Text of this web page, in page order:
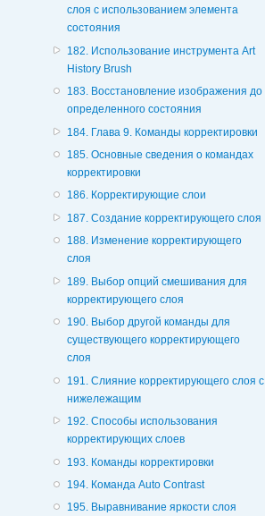
слоя с использованием элемента
состояния
182. Использование инструмента Art
History Brush
183. Восстановление изображения до
определенного состояния
184. Глава 9. Команды корректировки
185. Основные сведения о командах
корректировки
186. Корректирующие слои
187. Создание корректирующего слоя
188. Изменение корректирующего
слоя
189. Выбор опций смешивания для
корректирующего слоя
190. Выбор другой команды для
существующего корректирующего
слоя
191. Слияние корректирующего слоя с
нижележащим
192. Способы использования
корректирующих слоев
193. Команды корректировки
194. Команда Auto Contrast
195. Выравнивание яркости слоя